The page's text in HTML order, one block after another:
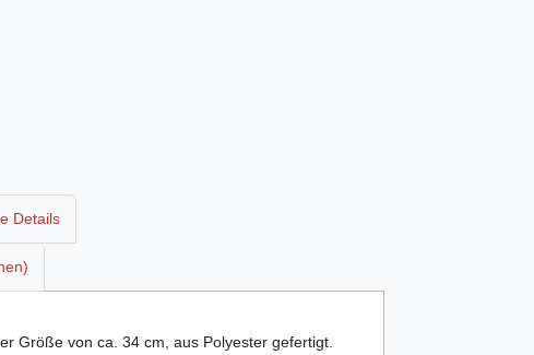
Details
Größe von ca. 34 cm, aus Polyester gefertigt.